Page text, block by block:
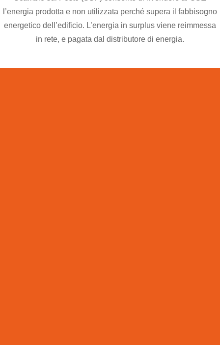
l’energia prodotta e non utilizzata perché supera il fabbisogno
energetico dell’edificio. L’energia in surplus viene reimmessa
in rete, e pagata dal distributore di energia.